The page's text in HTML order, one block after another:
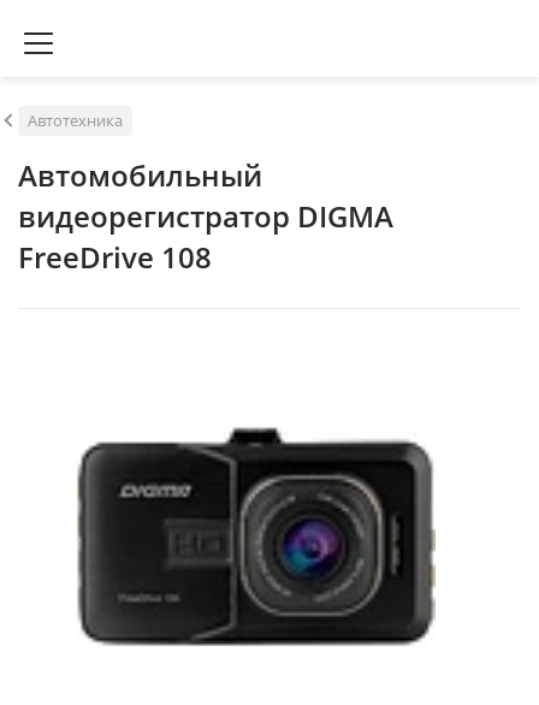
Автотехника
Автомобильный
видеорегистратор DIGMA
FreeDrive 108